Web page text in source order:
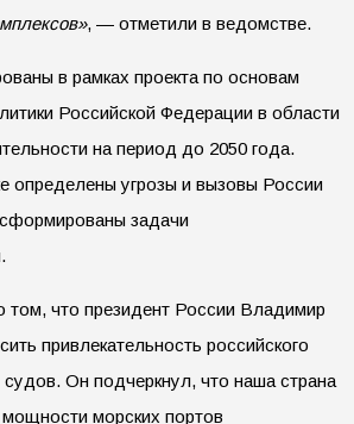
, — отметили в ведомстве.
в рамках проекта по основам
Российской Федерации в области
на период до 2050 года.
определены угрозы и вызовы России
задачи
том, что президент России Владимир
привлекательность российского
Он подчеркнул, что наша страна
морских портов